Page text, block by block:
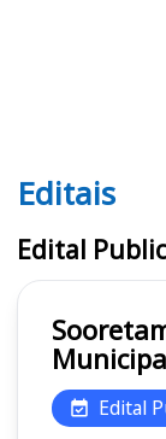
Editais
Editais
Edital
Sooretama/ES
Edital